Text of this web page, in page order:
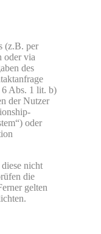
(z.B. per
oder via
des
Abs. 1 lit. b)
der Nutzer
oder
nicht
die
gelten